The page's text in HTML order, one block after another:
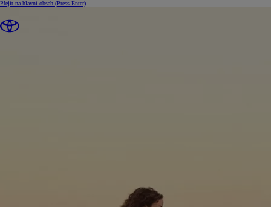
Přejít na hlavní obsah (Press Enter)